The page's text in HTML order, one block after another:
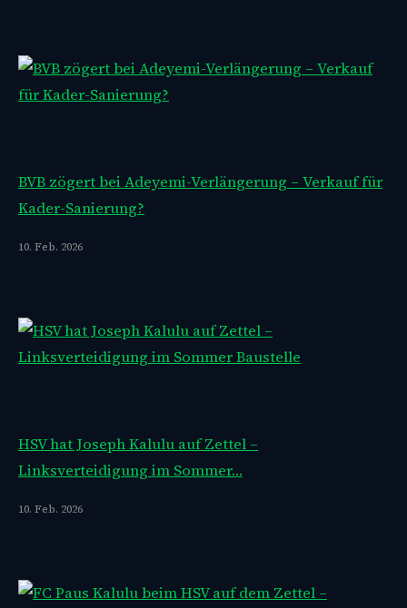
BVB zögert bei Adeyemi-Verlängerung – Verkauf für
Kader-Sanierung?
10. Feb. 2026
HSV hat Joseph Kalulu auf Zettel –
Linksverteidigung im Sommer…
10. Feb. 2026